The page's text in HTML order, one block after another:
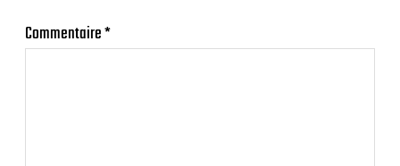
Commentaire*